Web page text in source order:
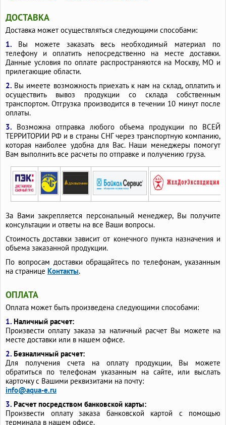
ДОСТАВКА
Доставка может осуществляться следующими способами:
1. Вы можете заказать весь необходимый материал по
телефону и оплатить непосредственно на месте доставки.
Данные условия по оплате распространяются на Москву, МО и
прилегающие области.
2. Вы имеете возможность приехать к нам на склад, оплатить и
осуществить вывоз продукции со склада собственным
транспортом. Отгрузка производится в течении 10 минут после
оплаты.
3. Возможна отправка любого объема продукции по ВСЕЙ
ТЕРРИТОРИИ РФ и в страны СНГ через транспортную компанию,
которая наиболее удобна для Вас. Наши менеджеры помогут
Вам выполнить все расчеты по отправке и получению груза.
За Вами закрепляется персональный менеджер, Вы получите
консультации и ответы на все Ваши вопросы.
Стоимость доставки зависит от конечного пункта назначения и
объема заказанной продукции.
По вопросам доставки обращайтесь по телефонам, указанным
на странице Контакты.
ОПЛАТА
Оплата может быть произведена следующими способами:
1. Наличный расчет:
Произвести оплату заказа за наличный расчет Вы можете на
месте доставки или в нашем офисе.
2. Безналичный расчет:
Для получения счета на оплату продукции, Вы можете
обратиться по телефонам указанным на сайте, или выслать
карточку с Вашими реквизитами на почту:
info@aqua-e.ru
3. Расчет посредством банковской карты:
Произвести оплату заказа банковской картой с помощью
терминала в нашем офисе.